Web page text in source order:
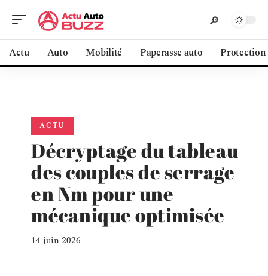
Actu Auto Mobilité Paperasse auto Protection
ACTU
Décryptage du tableau
des couples de serrage
en Nm pour une
mécanique optimisée
14 juin 2026